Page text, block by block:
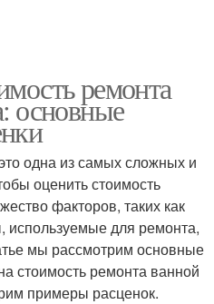
ремонта
основные
одна из самых сложных и
оценить стоимость
факторов, таких как
используемые для ремонта,
мы рассмотрим основные
стоимость ремонта ванной
примеры расценок.